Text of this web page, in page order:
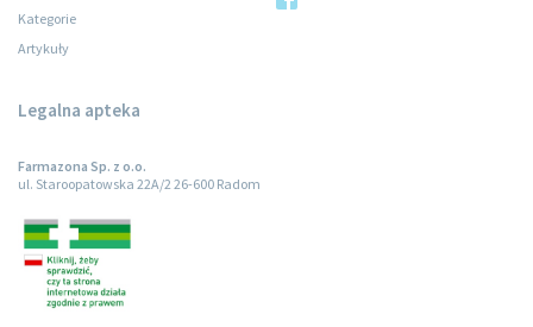
Kategorie
Artykuły
Legalna apteka
Farmazona Sp. z o.o.
ul. Staroopatowska 22A/2 26-600 Radom